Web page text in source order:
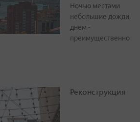
Ночью местами
небольшие дожди,
днем -
преимущественно
Реконструкция